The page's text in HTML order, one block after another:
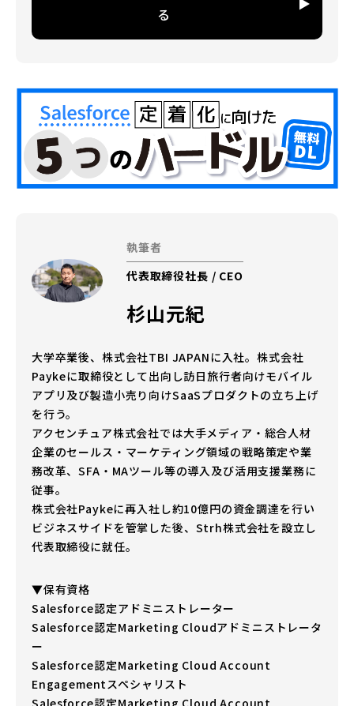
る
執筆者
代表取締役社長 / CEO
杉山元紀
大学卒業後、株式会社TBI JAPANに入社。株式会社
Paykeに取締役として出向し訪日旅行者向けモバイル
アプリ及び製造小売り向けSaaSプロダクトの立ち上げ
を行う。
アクセンチュア株式会社では大手メディア・総合人材
企業のセールス・マーケティング領域の戦略策定や業
務改革、SFA・MAツール等の導入及び活用支援業務に
従事。
株式会社Paykeに再入社し約10億円の資金調達を行い
ビジネスサイドを管掌した後、Strh株式会社を設立し
代表取締役に就任。
▼保有資格
Salesforce認定アドミニストレーター
Salesforce認定Marketing Cloudアドミニストレータ
ー
Salesforce認定Marketing Cloud Account
Engagementスペシャリスト